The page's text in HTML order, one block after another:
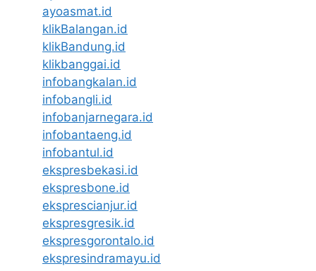
ayoasmat.id
klikBalangan.id
klikBandung.id
klikbanggai.id
infobangkalan.id
infobangli.id
infobanjarnegara.id
infobantaeng.id
infobantul.id
ekspresbekasi.id
ekspresbone.id
eksprescianjur.id
ekspresgresik.id
ekspresgorontalo.id
ekspresindramayu.id